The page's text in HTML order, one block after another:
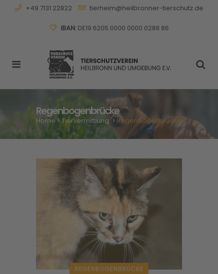
+49 7131 22822 tierheim@heilbronner-tierschutz.de
IBAN:DE19 6205 0000 0000 0288 86
Regenbogenbrücke
Home>Tiervermittlung > Regenbogenbrücke
REGENBOGENBRÜCKE